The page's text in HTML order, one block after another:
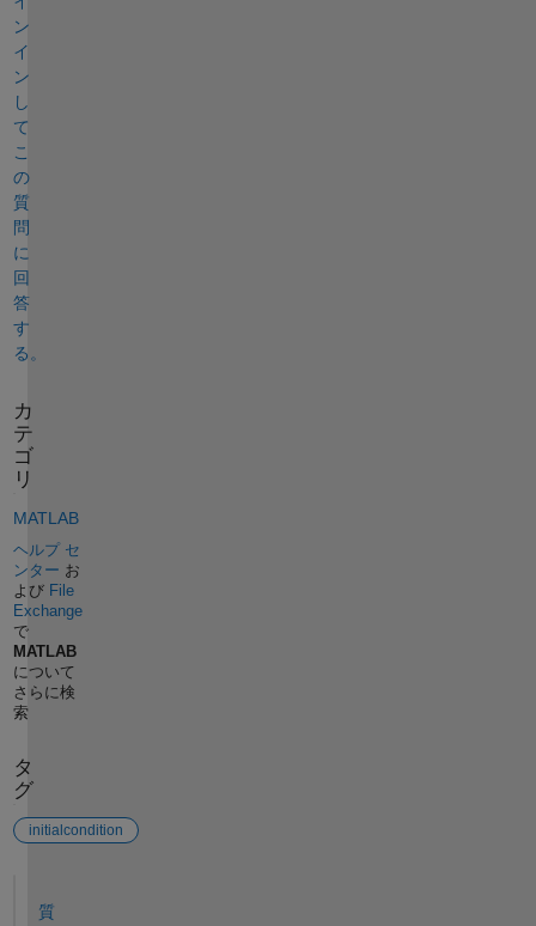
ン
イ
ン
し
て
こ
の
質
問
に
回
答
す
る。
カ
テ
ゴ
リ
MATLAB
ヘルプ セ
ンター お
よび File
Exchange
で
MATLAB
について
さらに検
索
タ
グ
initialcondition
質